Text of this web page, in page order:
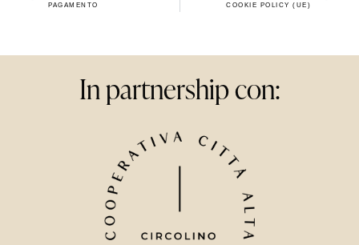
PAGAMENTO COOKIE POLICY (UE)
In partnership con: